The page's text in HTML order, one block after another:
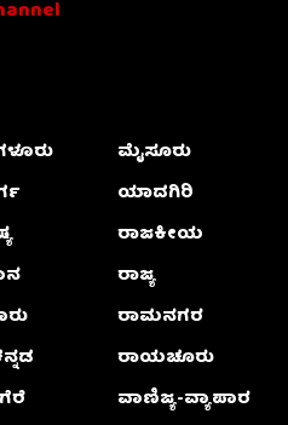
ಮೈಸೂರು
ಯಾದಗಿರಿ
ರಾಜಕೀಯ
ರಾಜ್ಯ
ರಾಮನಗರ
ರಾಯಚೂರು
ವಾಣಿಜ್ಯ-ವ್ಯಾಪಾರ